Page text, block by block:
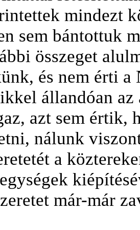
mindezt
sem bántottuk
összeget
és nem érti
állandóan
azt sem értik,
nálunk
a
már-már